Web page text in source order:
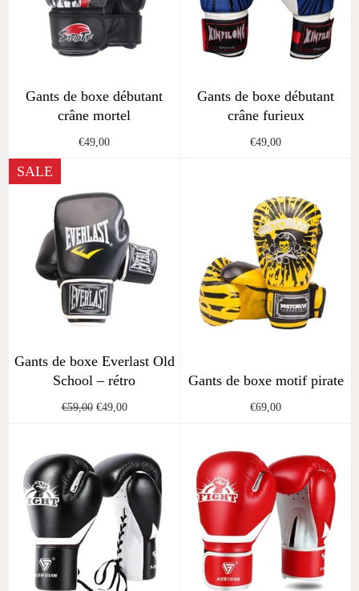
Gants de boxe débutant
crâne mortel
Regular
€49,00
Gants de boxe débutant
crâne furieux
Regular
€49,00
Gants de boxe Everlast Old
School – rétro
Regular
€59,00Sale
€49,00
SALE
Gants de boxe motif pirate
Regular
€69,00